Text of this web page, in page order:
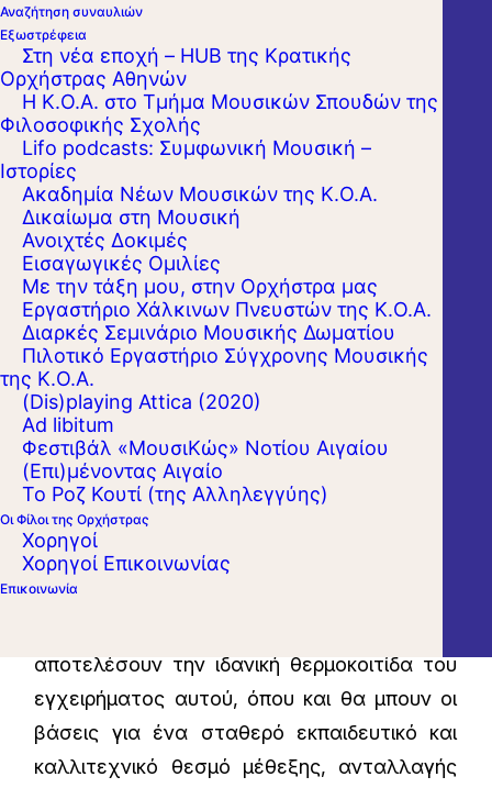
Αναζήτηση συναυλιών
Εξωστρέφεια
Στη νέα εποχή – HUB της Κρατικής
Ορχήστρας Αθηνών
Η Κ.Ο.Α. στο Τμήμα Μουσικών Σπουδών της
Φιλοσοφικής Σχολής
Lifo podcasts: Συμφωνική Μουσική –
Ιστορίες
Ακαδημία Νέων Μουσικών της Κ.Ο.Α.
Δικαίωμα στη Μουσική
Ανοιχτές Δοκιμές
Εισαγωγικές Ομιλίες
Με την τάξη μου, στην Ορχήστρα μας
Εργαστήριo Χάλκινων Πνευστών της Κ.Ο.Α.
Διαρκές Σεμινάριο Μουσικής Δωματίου
Πιλοτικό Εργαστήριο Σύγχρονης Μουσικής
της Κ.Ο.Α.
(Dis)playing Attica (2020)
Ad libitum
Φεστιβάλ «ΜουσιΚώς» Νοτίου Αιγαίου
(Επι)μένοντας Αιγαίο
Το Ροζ Κουτί (της Αλληλεγγύης)
Οι Φίλοι της Ορχήστρας
Χορηγοί
Χορηγοί Επικοινωνίας
Επικοινωνία
Αυτό το καλοκαίρι, από τις 26 Αυγούστου
έως τις 5 Σεπτεμβρίου, η Κρατική Ορχήστρα
Αθηνών, διευρύνοντας το πολυεπίπεδο
εκπαιδευτικό της έργο, παρουσιάζει το Pilot
Laboratory for Contemporary Music of the
Athens State Orchestra">Πιλοτικό
Εργαστήριο Σύγχρονης Μουσικής της Κ.Ο.Α.,
στις Σπέτσες. Μια δράση που απευθύνεται
σε νέους μαέστρους και συνθέτες, στους
οποίους προσφέρεται μια ολοκληρωμένη
εμπειρία και η ευκαιρία να εργαστούν σε ένα
δημιουργικό περιβάλλον. Οι καταπληκτικοί,
ανακαινισμένοι χώροι της Αναργυρείου και
αποτελέσουν την ιδανική θερμοκοιτίδα του
εγχειρήματος αυτού, όπου και θα μπουν οι
βάσεις για ένα σταθερό εκπαιδευτικό και
καλλιτεχνικό θεσμό μέθεξης, ανταλλαγής